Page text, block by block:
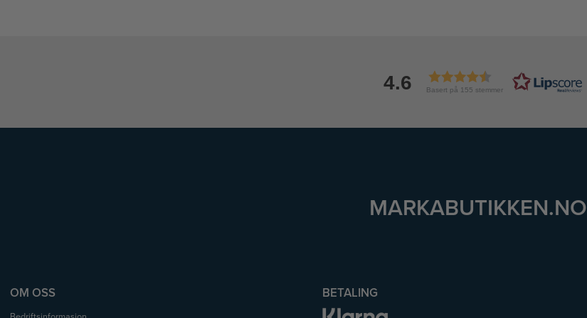
4.6 Basert på 155 stemmer
MARKABUTIKKEN.NO
OM OSS BETALING